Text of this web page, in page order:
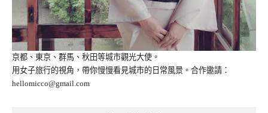
京都、東京、群馬、秋田等城市觀光大使。
用女子旅行的視角，帶你慢慢看見城市的日常風景。合作邀請：
hellomicco@gmail.com